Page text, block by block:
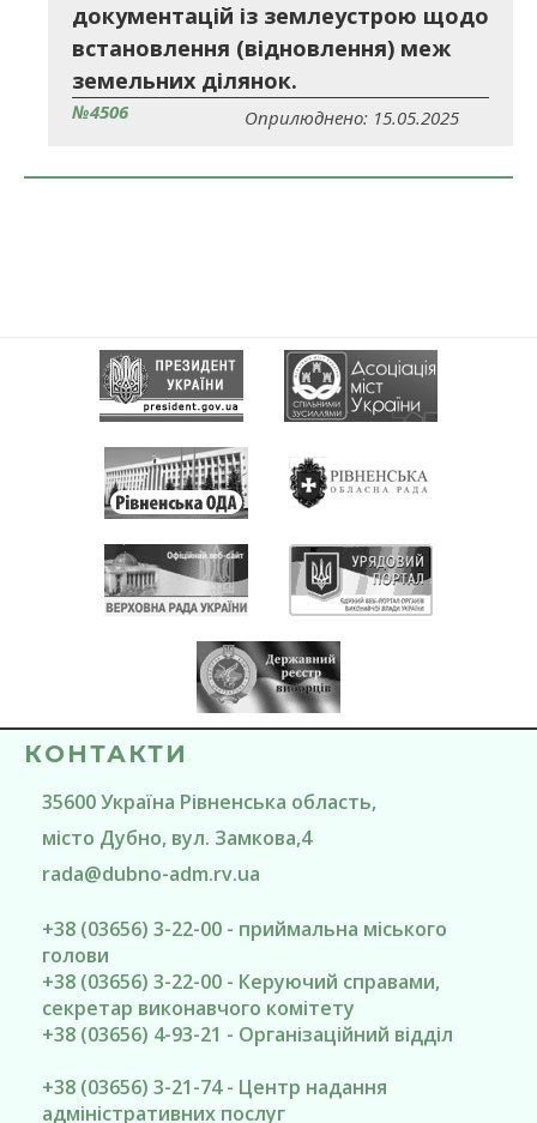
документацій із землеустрою щодо
встановлення (відновлення) меж
земельних ділянок.
№4506 Оприлюднено: 15.05.2025
КОНТАКТИ
35600Україна Рівненська область,
місто Дубно, вул. Замкова,4
rada@dubno-adm.rv.ua
+38 (03656) 3-22-00 - приймальна міського
голови
+38 (03656) 3-22-00 - Керуючий справами,
секретар виконавчого комітету
+38 (03656) 4-93-21 - Організаційний відділ
+38 (03656) 3-21-74 - Центр надання
адміністративних послуг